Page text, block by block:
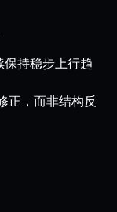
保持稳步上行趋
正，而非结构反